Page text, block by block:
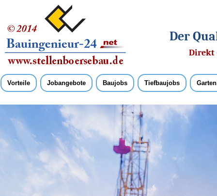
Der
Direkt
Vorteile Jobangebote Baujobs Tiefbaujobs